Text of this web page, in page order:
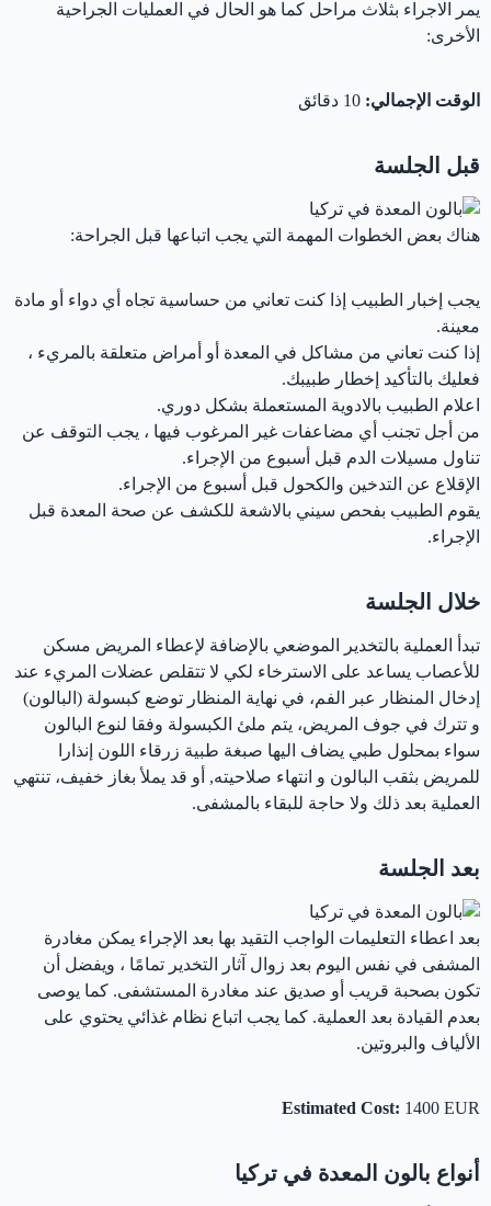
يمر الاجراء بثلاث مراحل كما هو الحال في العمليات الجراحية
الأخرى:
الوقت الإجمالي: 10 دقائق
قبل الجلسة
هناك بعض الخطوات المهمة التي يجب اتباعها قبل الجراحة:
يجب إخبار الطبيب إذا كنت تعاني من حساسية تجاه أي دواء أو مادة
معينة.
إذا كنت تعاني من مشاكل في المعدة أو أمراض متعلقة بالمريء ،
فعليك بالتأكيد إخطار طبيبك.
اعلام الطبيب بالادوية المستعملة بشكل دوري.
من أجل تجنب أي مضاعفات غير المرغوب فيها ، يجب التوقف عن
تناول مسيلات الدم قبل أسبوع من الإجراء.
الإقلاع عن التدخين والكحول قبل أسبوع من الإجراء.
يقوم الطبيب بفحص سيني بالاشعة للكشف عن صحة المعدة قبل
الإجراء.
خلال الجلسة
تبدأ العملية بالتخدير الموضعي بالإضافة لإعطاء المريض مسكن
للأعصاب يساعد على الاسترخاء لكي لا تتقلص عضلات المريء عند
إدخال المنظار عبر الفم، في نهاية المنظار توضع كبسولة (البالون)
و تترك في جوف المريض، يتم ملئ الكبسولة وفقا لنوع البالون
سواء بمحلول طبي يضاف اليها صبغة طبية زرقاء اللون إنذارا
للمريض بثقب البالون و انتهاء صلاحيته, أو قد يملأ بغاز خفيف، تنتهي
العملية بعد ذلك ولا حاجة للبقاء بالمشفى.
بعد الجلسة
بعد اعطاء التعليمات الواجب التقيد بها بعد الإجراء يمكن مغادرة
المشفى في نفس اليوم بعد زوال آثار التخدير تمامًا ، ويفضل أن
تكون بصحبة قريب أو صديق عند مغادرة المستشفى. كما يوصى
بعدم القيادة بعد العملية. كما يجب اتباع نظام غذائي يحتوي على
الألياف والبروتين.
Estimated Cost: 1400 EUR
أنواع بالون المعدة في تركيا